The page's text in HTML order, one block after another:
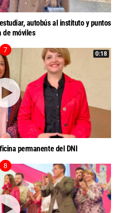
autobús al instituto y puntos
de móviles
0:18
permanente del DNI